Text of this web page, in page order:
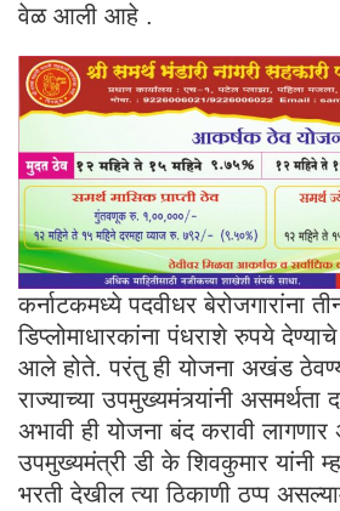
वेळ आली आहे .
कर्नाटकमध्ये पदवीधर बेरोजगारांना
डिप्लोमाधारकांना पंधराशे रुपये
आले होते. परंतु ही योजना अखंड
राज्याच्या उपमुख्यमंत्र्यांनी
अभावी ही योजना बंद करावी
उपमुख्यमंत्री डी के शिवकुमार यांनी
भरती देखील त्या ठिकाणी ठप्प